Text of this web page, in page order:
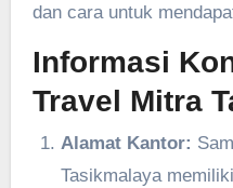
dan cara untuk
Informasi
Travel Mitra
Alamat Kantor:
Tasikmalaya